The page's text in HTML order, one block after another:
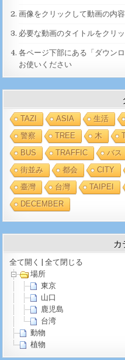
画像をクリックして動画の内
必要な動画のタイトルをクリ
各ページ下部にある「ダウン
お使いください
TAZI ASIA 生活
警察
TREE 木
BUS
TRAFFIC バス
街並み
都会 CITY
臺灣
台灣 TAIPEI
DECEMBER
カ
全て開く |全て閉じる
場所
東京
山口
鹿児島
台湾
動物
植物